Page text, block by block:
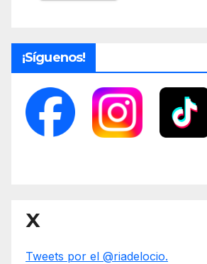
¡Síguenos!
X
Tweets por el @riadelocio.